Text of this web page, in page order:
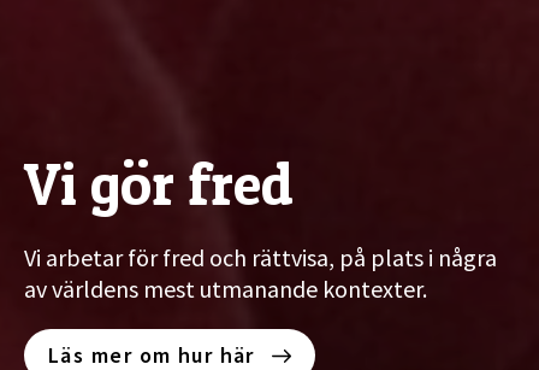
Vi gör fred
Vi arbetar för fred och rättvisa, på plats i några
av världens mest utmanande kontexter.
Läs mer om hur här